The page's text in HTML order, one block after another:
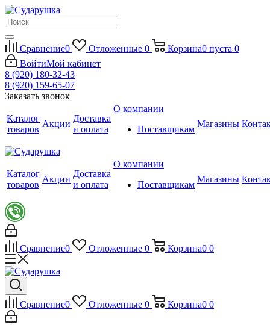
Сравнение0 Отложенные 0 Корзина0 пуста 0
ВойтиМой кабинет
8 (920) 180-32-43
8 (920) 159-65-07
Заказать звонок
Каталог
товаров
Акции
Доставка
и оплата
О компании
Поставщикам
Магазины
Каталог
товаров
Акции
Доставка
и оплата
О компании
Поставщикам
Магазины
Сравнение0 Отложенные 0 Корзина0 0
Сравнение0 Отложенные 0 Корзина0 0